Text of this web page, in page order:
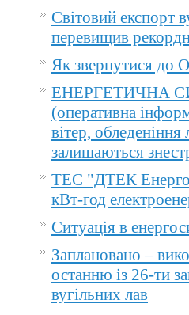
Світовий експорт
перевищив
Як звернутися до
ЕНЕРГЕТИЧНА
(оперативна
вітер,
залишаються
ТЕС "ДТЕК
кВт-год
Ситуація в
Заплановано –
останню із 26-ти
вугільних лав